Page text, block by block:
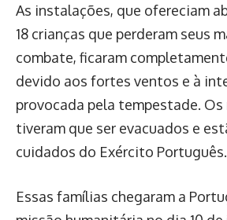
As instalações, que ofereciam
18 crianças que perderam seus
combate, ficaram
devido aos fortes ventos e à
provocada pela tempestade.
tiveram que ser evacuados e
cuidados do Exército Português.
Essas famílias chegaram a